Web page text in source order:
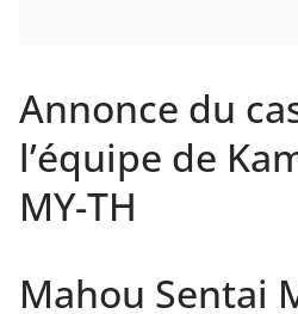
Annonce du
l’équipe de
MY-TH
Mahou Sentai